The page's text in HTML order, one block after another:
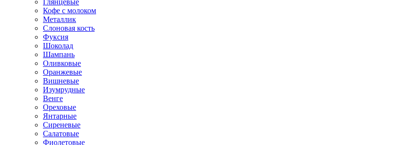
Кофе с молоком
Металлик
Слоновая кость
Фуксия
Шоколад
Шампань
Оливковые
Оранжевые
Вишневые
Изумрудные
Венге
Ореховые
Янтарные
Сиреневые
Салатовые
Фиолетовые